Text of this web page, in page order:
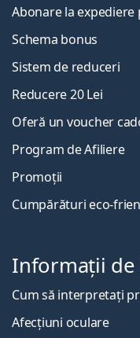
Abonare la expediere
Schema bonus
Sistem de reduceri
Reducere 20 Lei
Oferă un voucher
Program de Afiliere
Promoții
Cumpărături eco-
Informații de
Cum să interpretați
Afecțiuni oculare